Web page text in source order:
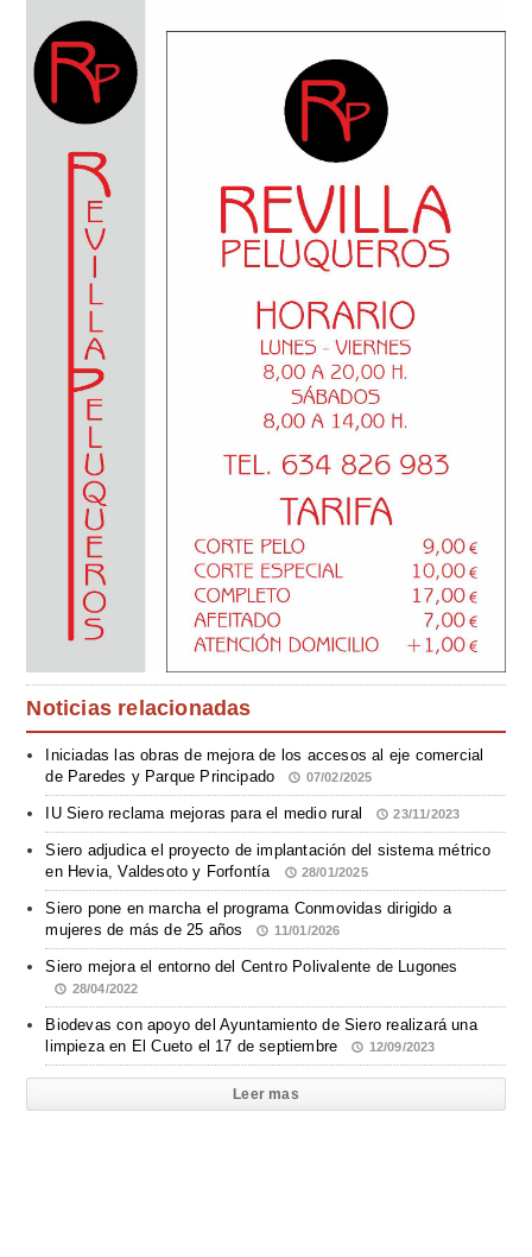
Noticias relacionadas
Iniciadas las obras de mejora de los accesos al eje comercial
de Paredes y Parque Principado
07/02/2025
IU Siero reclama mejoras para el medio rural 23/11/2023
Siero adjudica el proyecto de implantación del sistema métrico
en Hevia, Valdesoto y Forfontía
28/01/2025
Siero pone en marcha el programa Conmovidas dirigido a
mujeres de más de 25 años
11/01/2026
Siero mejora el entorno del Centro Polivalente de Lugones
28/04/2022
Biodevas con apoyo del Ayuntamiento de Siero realizará una
limpieza en El Cueto el 17 de septiembre
12/09/2023
Leer mas